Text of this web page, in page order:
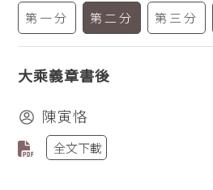
第一分 第二分 第三分
大乘義章書後
陳寅恪
全文下載